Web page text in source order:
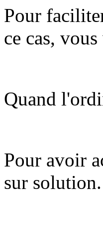
Pour
ce cas,
Quand
Pour avoir
sur solution.